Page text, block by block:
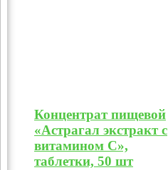
Концентрат пищевой
«Астрагал экстракт с
витамином C»,
таблетки, 50 шт